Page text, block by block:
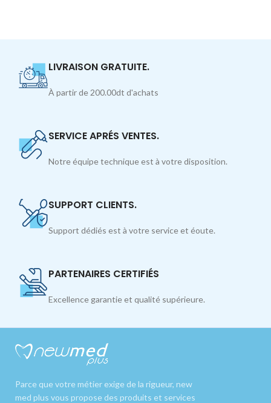
LIVRAISON GRATUITE.
À partir de 200.00dt d'achats
SERVICE APRÉS VENTES.
Notre équipe technique est à votre disposition.
SUPPORT CLIENTS.
Support dédiés est à votre service et éoute.
PARTENAIRES CERTIFIÉS
Excellence garantie et qualité supérieure.
Parce que votre métier exige de la rigueur, new
med plus vous propose des produits et services